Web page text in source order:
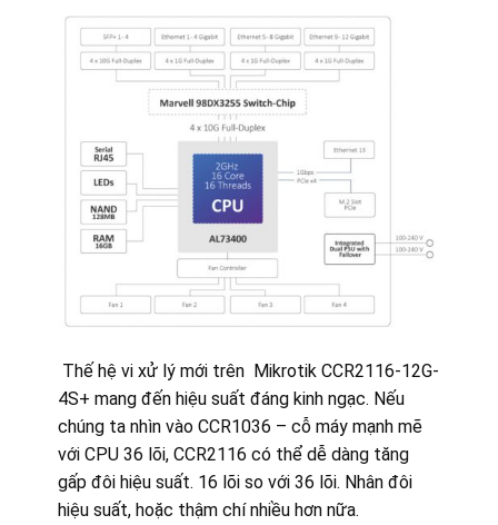
Thế hệ vi xử lý mới trên Mikrotik CCR2116-12G-
4S+ mang đến hiệu suất đáng kinh ngạc. Nếu
chúng ta nhìn vào CCR1036 – cỗ máy mạnh mẽ
với CPU 36 lõi, CCR2116 có thể dễ dàng tăng
gấp đôi hiệu suất. 16 lõi so với 36 lõi. Nhân đôi
hiệu suất, hoặc thậm chí nhiều hơn nữa.